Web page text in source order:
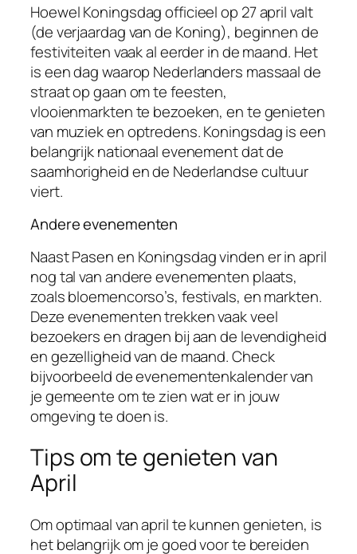
Hoewel Koningsdag officieel op 27 april valt
(de verjaardag van de Koning), beginnen de
festiviteiten vaak al eerder in de maand. Het
is een dag waarop Nederlanders massaal de
straat op gaan om te feesten,
vlooienmarkten te bezoeken, en te genieten
van muziek en optredens. Koningsdag is een
belangrijk nationaal evenement dat de
saamhorigheid en de Nederlandse cultuur
viert.
Andere evenementen
Naast Pasen en Koningsdag vinden er in april
nog tal van andere evenementen plaats,
zoals bloemencorso’s, festivals, en markten.
Deze evenementen trekken vaak veel
bezoekers en dragen bij aan de levendigheid
en gezelligheid van de maand. Check
bijvoorbeeld de evenementenkalender van
je gemeente om te zien wat er in jouw
omgeving te doen is.
Tips om te genieten van
April
Om optimaal van april te kunnen genieten, is
het belangrijk om je goed voor te bereiden